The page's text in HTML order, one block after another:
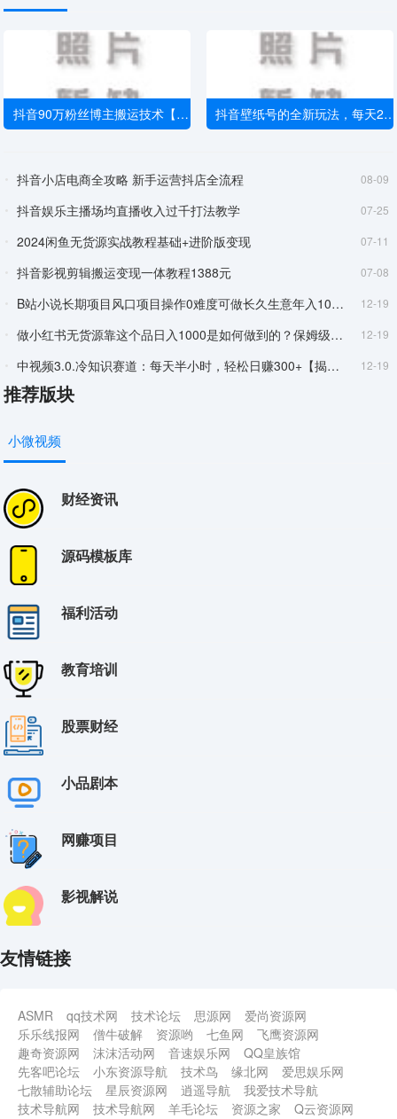
抖音90万粉丝博主搬运技术【揭秘】 抖音壁纸号的全新玩法，每天2小时，一个月搞万把块等多个项目
抖音小店电商全攻略 新手运营抖店全流程 08-09
抖音娱乐主播场均直播收入过千打法教学 07-25
2024闲鱼无货源实战教程基础+进阶版变现 07-11
抖音影视剪辑搬运变现一体教程1388元 07-08
B站小说长期项目风口项目操作0难度可做长久生意年入10W+【揭秘】 12-19
做小红书无货源靠这个品日入1000是如何做到的？保姆级教学超级蓝海赛道【揭秘】 12-19
中视频3.0.冷知识赛道：每天半小时，轻松日赚300+【揭秘】 12-19
短视频带货月入过万新手小白都适合的项目一部手机可操作【揭秘】
视频号引流变现系统视频号引流变现的底层逻辑+人性规律
每天两小时靠卖轻奢潮牌日入过千月入过万小白也能轻松上手【揭秘】
流量卡躺赚项目小白友好开设后台实现被动收益只要出卡就能一直赚钱利润高昂【揭秘】
靠PS月入过万小白做这个赛道很吃香每天两小时简单轻松且暴利【揭秘】
交个朋友·视频号实操运营课，​3招让你冷启动成功流量爆发，单场直播迅速打爆直播间
美团商家无限撸金不注册不拉人不推广只要有时间一天100单也可以【揭秘】
小红书冷门高利润带货项目无脑搬运一部手机实现日入500+【揭秘】
B站小说长期项目风口项目操作0难度可做长久生意年入10W+【揭秘】
中视频3.0.冷知识赛道：每天半小时轻松日赚300+【揭秘】
有道词典前景无限的新图文搬运平台正在红利期流量巨大【揭秘】
视频号引流变现系统，视频号引流变现的底层逻辑+人性规律
每天两小时靠卖轻奢潮牌日入过千月入过万小白也能轻松上手【揭秘】
流量卡躺赚项目小白友好开设后台实现被动收益只要出卡就能一直赚钱利润高昂【揭秘】
推荐版块
小微视频
财经资讯
源码模板库
福利活动
教育培训
股票财经
小品剧本
网赚项目
影视解说
友情链接
ASMR qq技术网 技术论坛 思源网
爱尚资源网
乐乐线报网
僧牛破解 资源哟 七鱼网
飞鹰资源网
趣奇资源网
沫沫活动网 音速娱乐网
QQ皇族馆
先客吧论坛
小东资源导航 技术鸟 缘北网
爱思娱乐网
七散辅助论坛
星辰资源网 逍遥导航
我爱技术导航
技术导航网
技术导航网 羊毛论坛 资源之家
Q云资源网